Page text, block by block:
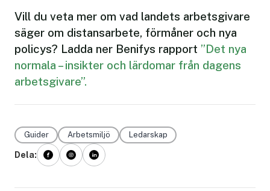
Vill du veta mer om vad landets arbetsgivare
säger om distansarbete, förmåner och nya
policys? Ladda ner Benifys rapport ”Det nya
normala – insikter och lärdomar från dagens
arbetsgivare”.
Guider Arbetsmiljö Ledarskap
Dela: